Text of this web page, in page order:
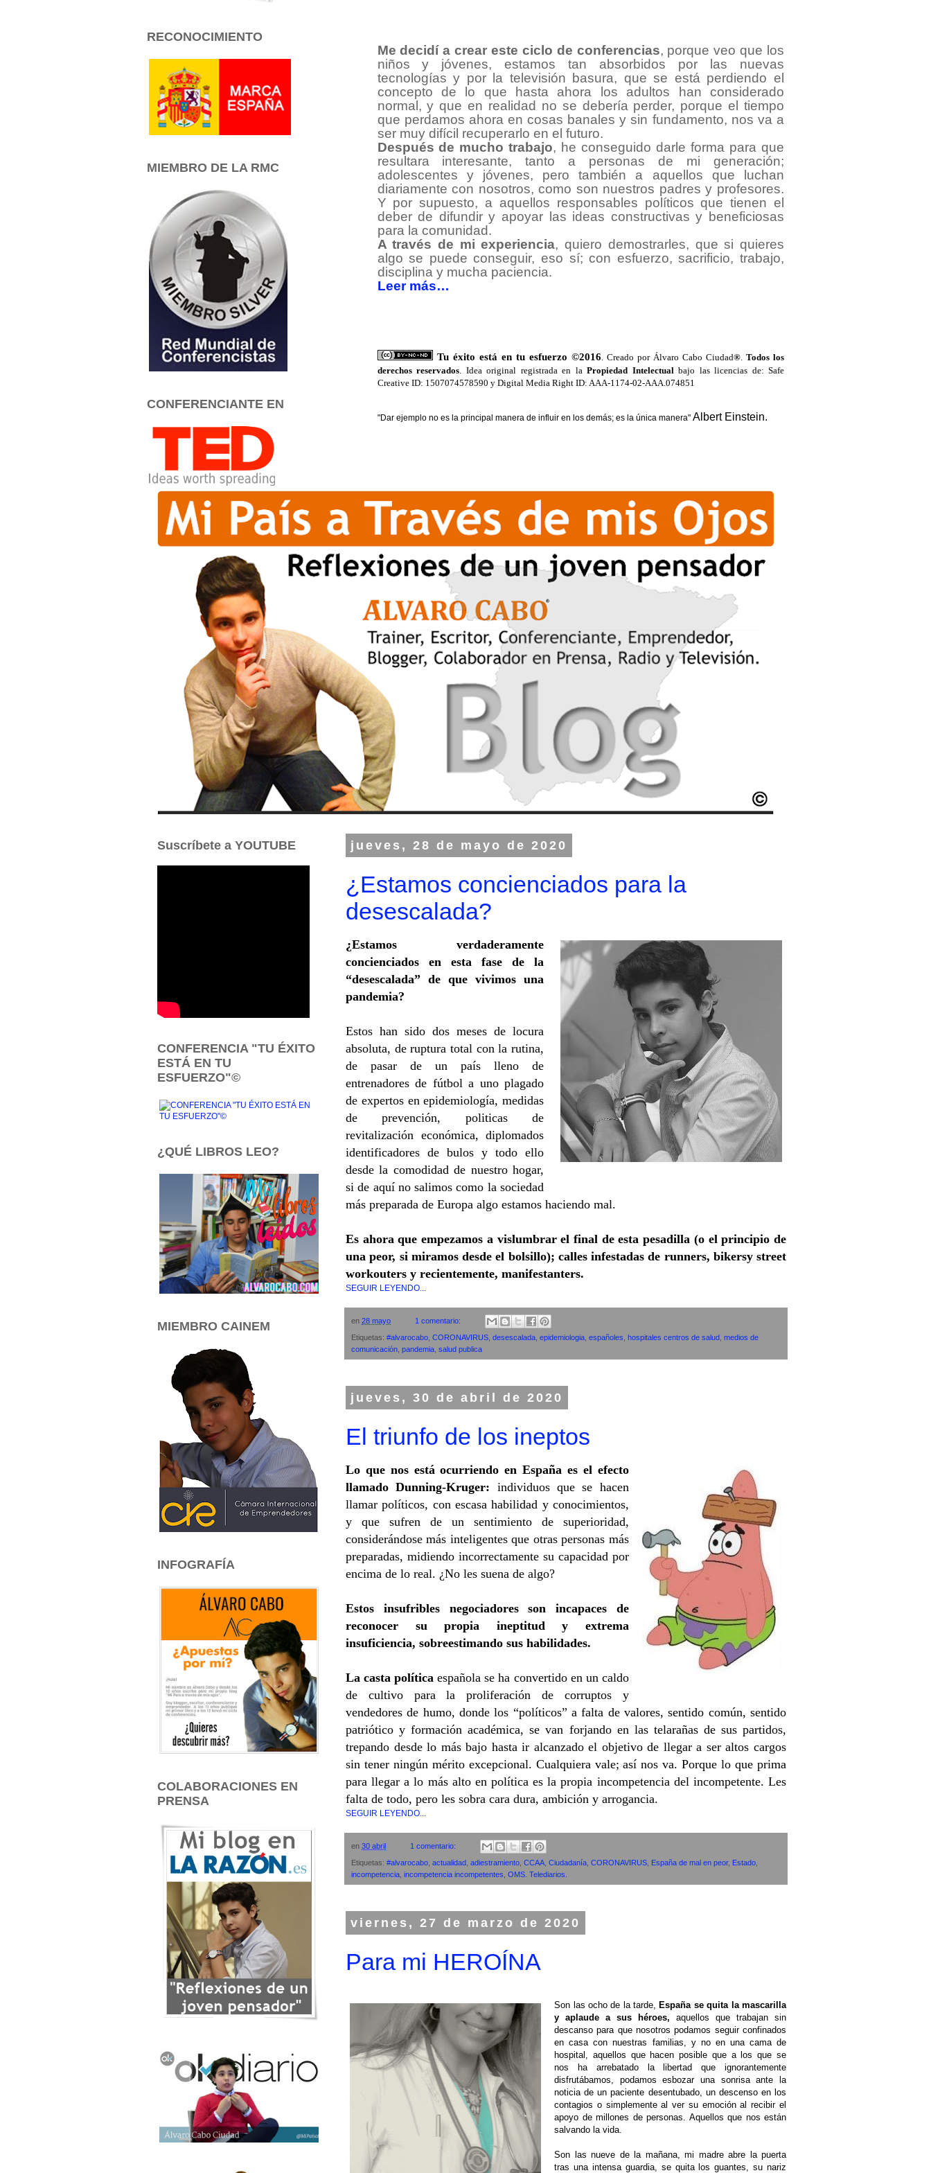
RECONOCIMIENTO
MIEMBRO DE LA RMC
CONFERENCIANTE EN
Me decidí a crear este ciclo de conferencias, porque veo que los
niños y jóvenes, estamos tan absorbidos por las nuevas
tecnologías y por la televisión basura, que se está perdiendo el
concepto de lo que hasta ahora los adultos han considerado
normal, y que en realidad no se debería perder, porque el tiempo
que perdamos ahora en cosas banales y sin fundamento, nos va a
ser muy difícil recuperarlo en el futuro.
Después de mucho trabajo, he conseguido darle forma para que
resultara interesante, tanto a personas de mi generación;
adolescentes y jóvenes, pero también a aquellos que luchan
diariamente con nosotros, como son nuestros padres y profesores.
Y por supuesto, a aquellos responsables políticos que tienen el
deber de difundir y apoyar las ideas constructivas y beneficiosas
para la comunidad.
A través de mi experiencia, quiero demostrarles, que si quieres
algo se puede conseguir, eso sí; con esfuerzo, sacrificio, trabajo,
disciplina y mucha paciencia.
Leer más…
Tu éxito está en tu esfuerzo ©2016. Creado por Álvaro Cabo Ciudad®.Todos los
derechos reservados. Idea original registrada en la Propiedad Intelectualbajo las licencias de: Safe
Creative ID: 1507074578590 y Digital Media Right ID: AAA-1174-02-AAA.074851
"Dar ejemplo no es la principal manera de influir en los demás; es la única manera" Albert Einstein.
jueves, 28 de mayo de 2020
¿Estamos concienciados para la
desescalada?
¿Estamos verdaderamente
concienciados en esta fase de la
“desescalada” de que vivimos una
pandemia?
Estos han sido dos meses de locura
absoluta, de ruptura total con la rutina,
de pasar de un país lleno de
entrenadores de fútbol a uno plagado
de expertos en epidemiología, medidas
de prevención, politicas de
revitalización económica, diplomados
identificadores de bulos y todo ello
desde la comodidad de nuestro hogar,
si de aquí no salimos como la sociedad
más preparada de Europa algo estamos haciendo mal.
Es ahora que empezamos a vislumbrar el final de esta pesadilla (o el principio de
una peor, si miramos desde el bolsillo); calles infestadas de runners, bikersy street
workouters y recientemente, manifestanters.
SEGUIR LEYENDO...
en 28 mayo 1 comentario:
Etiquetas: #alvarocabo CORONAVIRUS desescalada epidemiologia españoles hospitales centros de salud medios de
comunicación pandemia salud publica
jueves, 30 de abril de 2020
El triunfo de los ineptos
Lo que nos está ocurriendo en España es el efecto
llamado Dunning-Kruger: individuos que se hacen
llamar políticos, con escasa habilidad y conocimientos,
y que sufren de un sentimiento de superioridad,
considerándose más inteligentes que otras personas más
preparadas, midiendo incorrectamente su capacidad por
encima de lo real. ¿No les suena de algo?
Estos insufribles negociadores son incapaces de
reconocer su propia ineptitud y extrema
insuficiencia, sobreestimando sus habilidades.
La casta política española se ha convertido en un caldo
de cultivo para la proliferación de corruptos y
vendedores de humo, donde los “políticos” a falta de valores, sentido común, sentido
patriótico y formación académica, se van forjando en las telarañas de sus partidos,
trepando desde lo más bajo hasta ir alcanzado el objetivo de llegar a ser altos cargos
sin tener ningún mérito excepcional. Cualquiera vale; así nos va. Porque lo que prima
para llegar a lo más alto en política es la propia incompetencia del incompetente. Les
falta de todo, pero les sobra cara dura, ambición y arrogancia.
SEGUIR LEYENDO...
en 30 abril 1 comentario:
Etiquetas: #alvarocabo actualidad adiestramiento CCAA Ciudadanía CORONAVIRUS España de mal en peor, Estado
incompetencia incompetencia incompetentes OMS. Telediarios.
viernes, 27 de marzo de 2020
Para mi HEROÍNA
Son las ocho de la tarde,
España se quita la mascarilla
y aplaude a sus héroes, aquellos que trabajan sin
descanso para que nosotros podamos seguir confinados
en casa con nuestras familias, y no en una cama de
hospital, aquellos que hacen posible que a los que se
nos ha arrebatado la libertad que ignorantemente
disfrutábamos, podamos esbozar una sonrisa ante la
noticia de un paciente desentubado, un descenso en los
contagios o simplemente al ver su emoción al recibir el
apoyo de millones de personas. Aquellos que nos están
salvando la vida.
Son las nueve de la mañana, mi madre abre la puerta
tras una intensa guardia, se quita los guantes, su nariz
Suscríbete a YOUTUBE
CONFERENCIA "TU ÉXITO
ESTÁ EN TU
ESFUERZO"©
¿QUÉ LIBROS LEO?
MIEMBRO CAINEM
INFOGRAFÍA
COLABORACIONES EN
PRENSA